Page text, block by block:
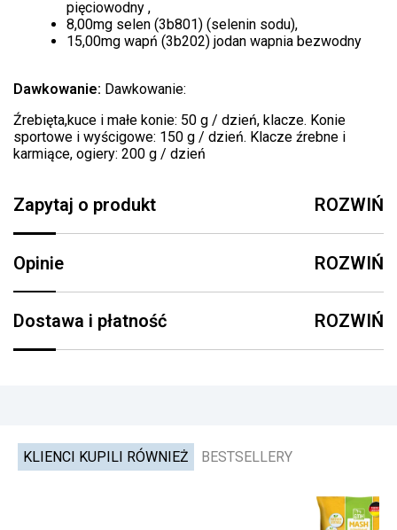
pięciowodny ,
8,00mg selen (3b801) (selenin sodu),
15,00mg wapń (3b202) jodan wapnia bezwodny
Dawkowanie: Dawkowanie:
Źrebięta,kuce i małe konie: 50 g / dzień, klacze. Konie
sportowe i wyścigowe: 150 g / dzień. Klacze źrebne i
karmiące, ogiery: 200 g / dzień
Zapytaj o produkt ROZWIŃ
Opinie ROZWIŃ
Dostawa i płatność ROZWIŃ
KLIENCI KUPILI RÓWNIEŻ BESTSELLERY